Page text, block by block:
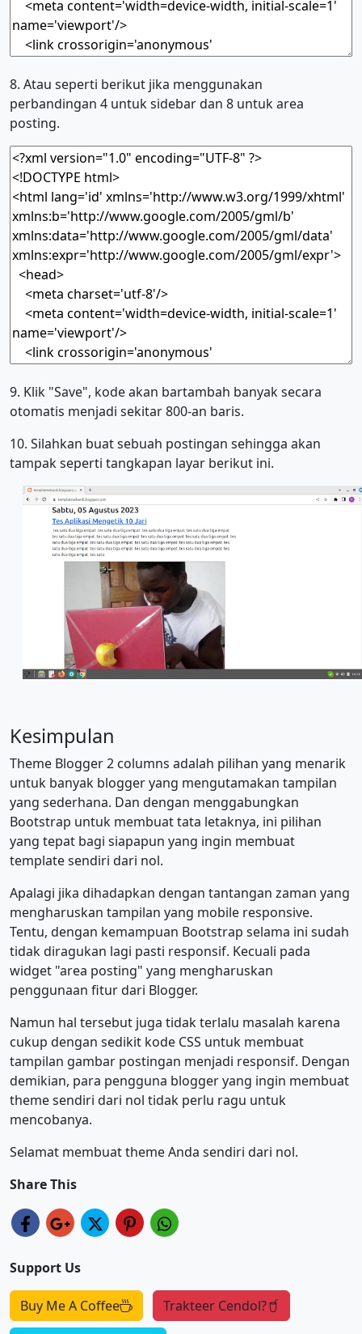
8. Atau seperti berikut jika menggunakan
perbandingan 4 untuk sidebar dan 8 untuk area
posting.
9. Klik "Save", kode akan bartambah banyak secara
otomatis menjadi sekitar 800-an baris.
10. Silahkan buat sebuah postingan sehingga akan
tampak seperti tangkapan layar berikut ini.
Kesimpulan
Theme Blogger 2 columns adalah pilihan yang menarik
untuk banyak blogger yang mengutamakan tampilan
yang sederhana. Dan dengan menggabungkan
Bootstrap untuk membuat tata letaknya, ini pilihan
yang tepat bagi siapapun yang ingin membuat
template sendiri dari nol.
Apalagi jika dihadapkan dengan tantangan zaman yang
mengharuskan tampilan yang mobile responsive.
Tentu, dengan kemampuan Bootstrap selama ini sudah
tidak diragukan lagi pasti responsif. Kecuali pada
widget "area posting" yang mengharuskan
penggunaan fitur dari Blogger.
Namun hal tersebut juga tidak terlalu masalah karena
cukup dengan sedikit kode CSS untuk membuat
tampilan gambar postingan menjadi responsif. Dengan
demikian, para pengguna blogger yang ingin membuat
theme sendiri dari nol tidak perlu ragu untuk
mencobanya.
Selamat membuat theme Anda sendiri dari nol.
Share This
Support Us
Buy Me A Coffee Trakteer Cendol?